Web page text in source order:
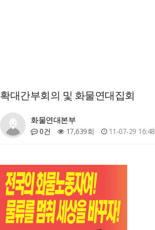
확대간부회의 및 화물연대집회
화물연대본부
0건 17,639회 11-07-29 16:48